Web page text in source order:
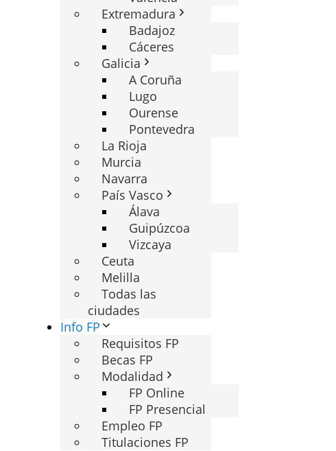
Extremadura
Badajoz
Cáceres
Galicia
A Coruña
Lugo
Ourense
Pontevedra
La Rioja
Murcia
Navarra
País Vasco
Álava
Guipúzcoa
Vizcaya
Ceuta
Melilla
Todas las
ciudades
Info FP
Requisitos FP
Becas FP
Modalidad
FP Online
FP Presencial
Empleo FP
Titulaciones FP